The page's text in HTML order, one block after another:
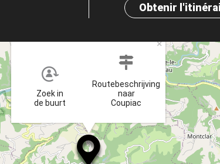
Obtenir
Zoek in
de buurt
Routebeschrijving
naar
Coupiac
×